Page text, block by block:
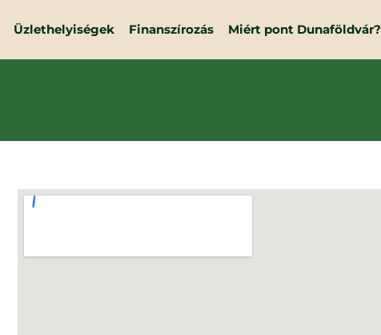
Üzlethelyiségek Finanszírozás Miért pont Dunaföldvár?